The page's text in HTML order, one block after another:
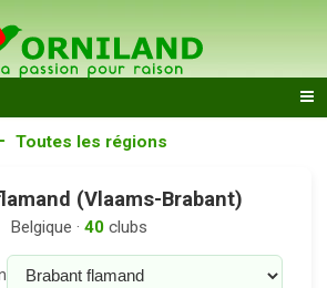
Toutes les régions
(Vlaams-Brabant)
Belgique · 40 clubs